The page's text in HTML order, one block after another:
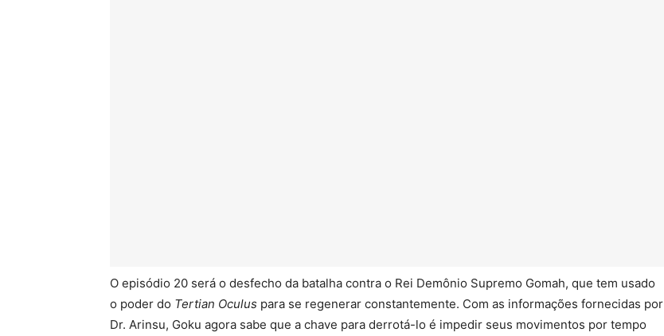
O episódio 20 será o desfecho da batalha contra o Rei Demônio Supremo Gomah, que tem usado
o poder do Tertian Oculus para se regenerar constantemente. Com as informações fornecidas por
Dr. Arinsu, Goku agora sabe que a chave para derrotá-lo é impedir seus movimentos por tempo